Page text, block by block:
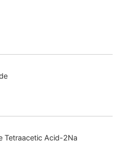
Tetraacetic Acid-2Na